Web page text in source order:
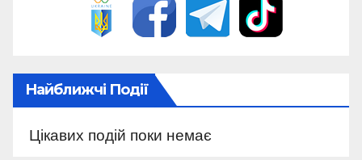
Найближчі Події
Цікавих подій поки немає